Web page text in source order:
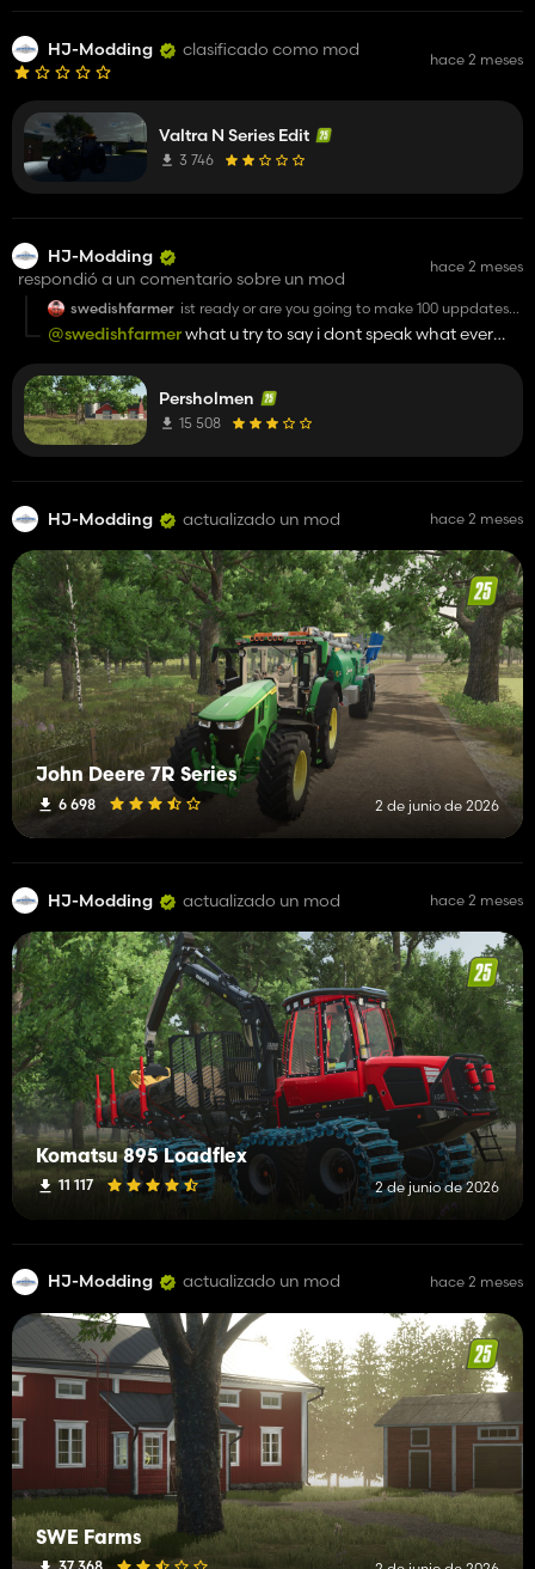
HJ-Modding clasificado como mod hace 2 meses
Valtra N Series Edit
3 746
HJ-Modding
respondió a un comentario sobre un mod
hace 2 meses
swedishfarmer ist ready or are you going to make 100 uppdates
lika the other map ypu made? i will test it whens
ist reade and everything works
@swedishfarmerwhat u try to say i dont speak what ever
Persholmen
15 508
HJ-Modding actualizado un mod hace 2 meses
John Deere 7R Series
6 698 2 de junio de 2026
HJ-Modding actualizado un mod hace 2 meses
Komatsu 895 Loadflex
11 117 2 de junio de 2026
HJ-Modding actualizado un mod hace 2 meses
SWE Farms